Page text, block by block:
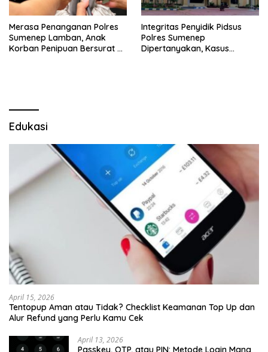
Merasa Penanganan Polres
Sumenep Lamban, Anak
Korban Penipuan Bersurat ke
Integritas Penyidik Pidsus
Polres Sumenep
Dipertanyakan, Kasus
Edukasi
April 15, 2026
Tentopup Aman atau Tidak? Checklist Keamanan Top Up dan
Alur Refund yang Perlu Kamu Cek
April 13, 2026
Passkey, OTP, atau PIN: Metode Login Mana